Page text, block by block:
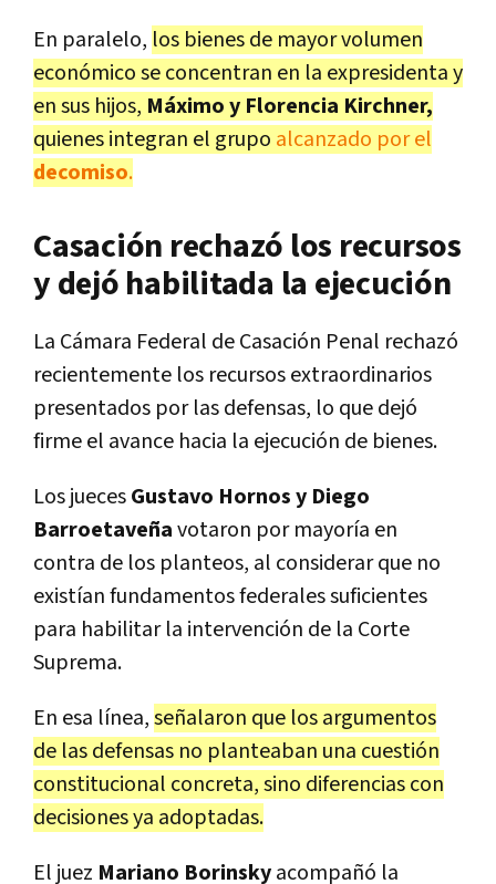
En paralelo, los bienes de mayor volumen
económico se concentran en la expresidenta y
en sus hijos, Máximo y Florencia Kirchner,
quienes integran el grupo alcanzado por el
decomiso.
Casación rechazó los recursos
y dejó habilitada la ejecución
La Cámara Federal de Casación Penal rechazó
recientemente los recursos extraordinarios
presentados por las defensas, lo que dejó
firme el avance hacia la ejecución de bienes.
Los juecesGustavo Hornos y Diego
Barroetaveñavotaron por mayoría en
contra de los planteos, al considerar que no
existían fundamentos federales suficientes
para habilitar la intervención de la Corte
Suprema.
En esa línea,señalaron que los argumentos
de las defensas no planteaban una cuestión
constitucional concreta, sino diferencias con
decisiones ya adoptadas.
El juez Mariano Borinskyacompañó la